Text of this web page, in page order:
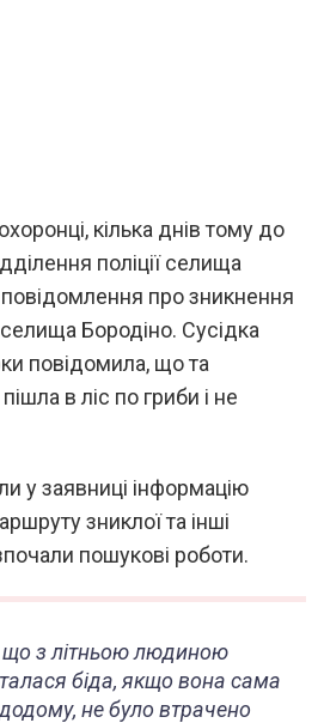
кілька днів тому до
поліції селища
про зникнення
Бородіно. Сусідка
повідомила, що та
в ліс по гриби і не
у заявниці інформацію
зниклої та інші
пошукові роботи.
що з літньою людиною
біда, якщо вона сама
не було втрачено